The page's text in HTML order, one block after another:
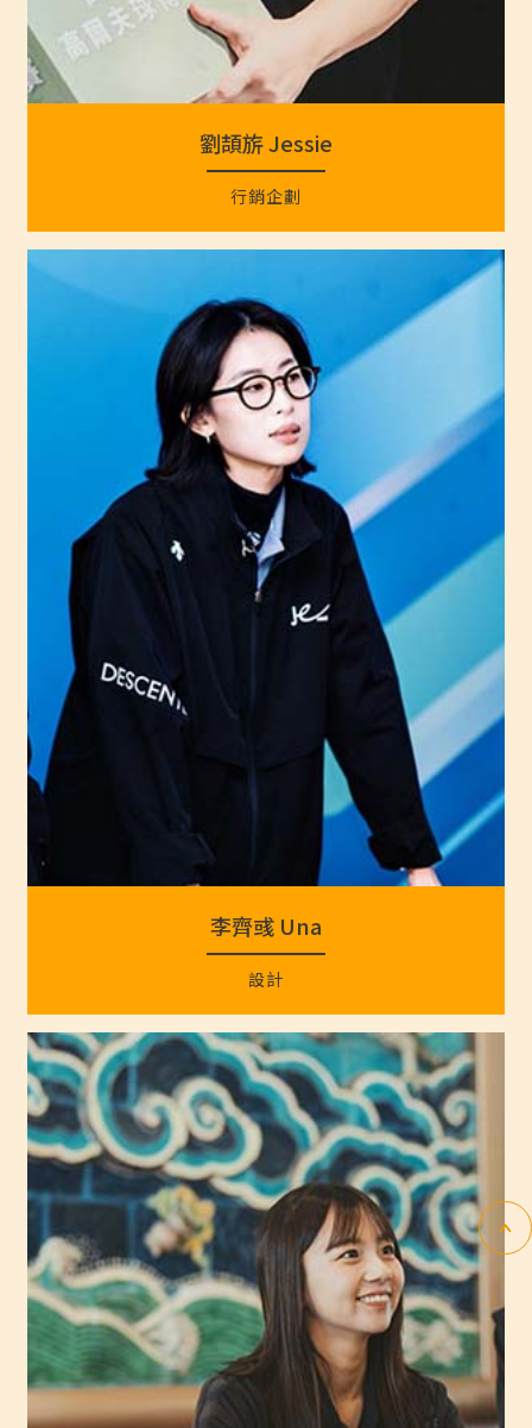
劉頡旂 Jessie
行銷企劃
李齊彧 Una
設計